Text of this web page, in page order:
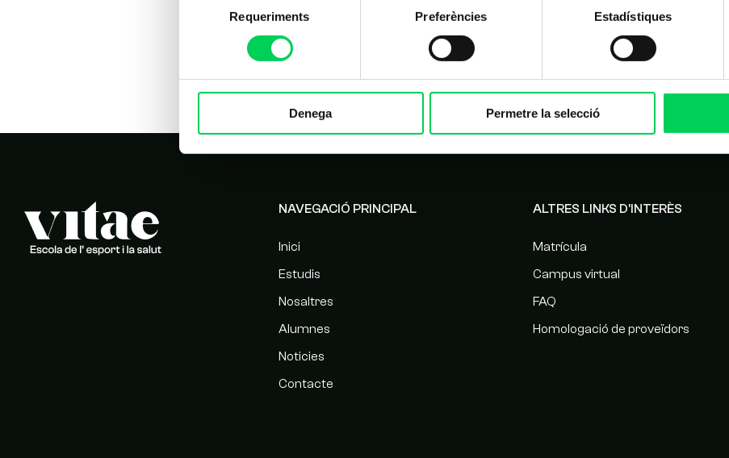
consentiment
Requeriments Preferències Estadístiques
Denega Permetre la selecció
NAVEGACIÓ PRINCIPAL
Inici
Estudis
Nosaltres
Alumnes
Noticies
Contacte
ALTRES LINKS D'INTERÈS
Matrícula
Campus virtual
FAQ
Homologació de proveïdors